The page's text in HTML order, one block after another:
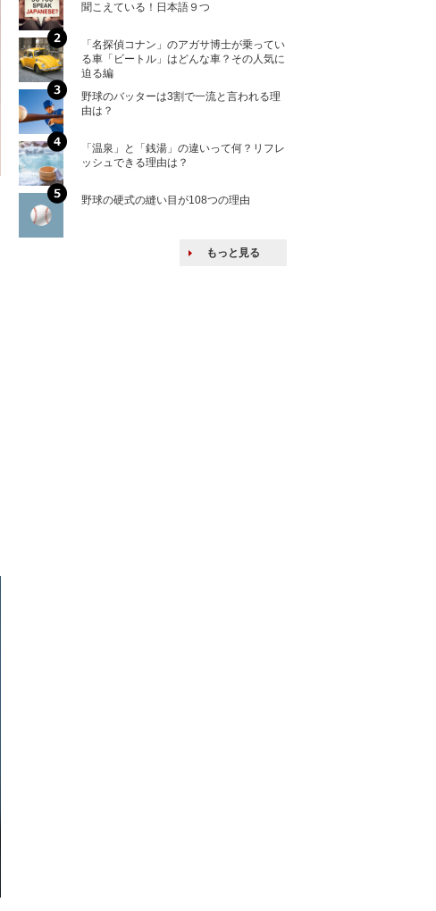
聞こえている！日本語９つ
「名探偵コナン」のアガサ博士が乗ってい
る車「ビートル」はどんな車？その人気に
迫る編
野球のバッターは3割で一流と言われる理
由は？
「温泉」と「銭湯」の違いって何？リフレ
ッシュできる理由は？
野球の硬式の縫い目が108つの理由
もっと見る